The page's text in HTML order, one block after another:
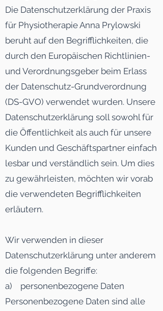
Die Datenschutzerklärung der Praxis
für Physiotherapie Anna Prylowski
beruht auf den Begrifflichkeiten, die
durch den Europäischen Richtlinien-
und Verordnungsgeber beim Erlass
der Datenschutz-Grundverordnung
(DS-GVO) verwendet wurden. Unsere
Datenschutzerklärung soll sowohl für
die Öffentlichkeit als auch für unsere
Kunden und Geschäftspartner einfach
lesbar und verständlich sein. Um dies
zu gewährleisten, möchten wir vorab
die verwendeten Begrifflichkeiten
erläutern.
Wir verwenden in dieser
Datenschutzerklärung unter anderem
die folgenden Begriffe:
a) personenbezogene Daten
Personenbezogene Daten sind alle